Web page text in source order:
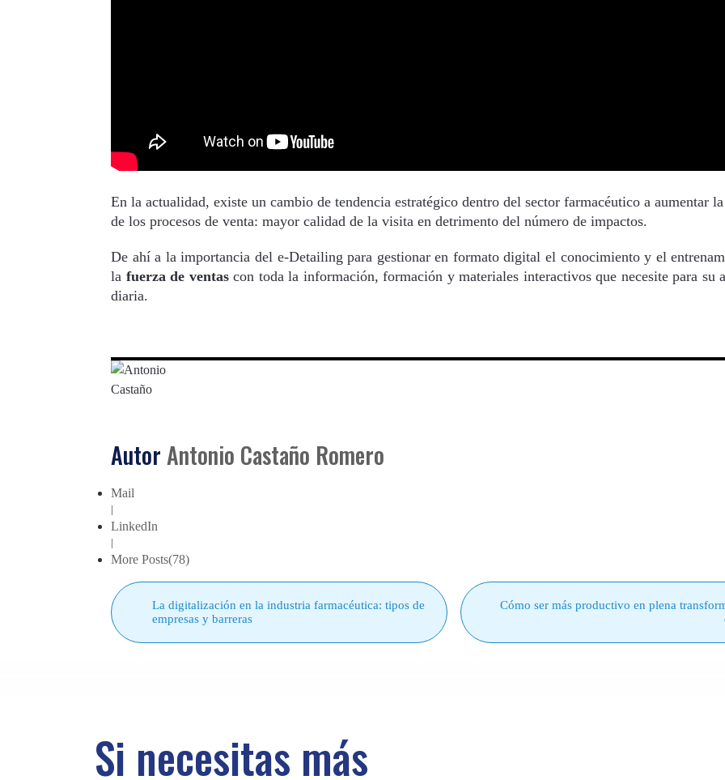
En la actualidad, existe un cambio de tendencia estratégico dentro del sector farmacéutico a aumentar
de los procesos de venta: mayor calidad de la visita en detrimento del número de impactos.
De ahí a la importancia del e-Detailing para gestionar en formato digital el conocimiento y el
la fuerza de ventascon toda la información, formación y materiales interactivos que necesite para su
diaria.
AutorAntonio Castaño Romero
Mail
LinkedIn
More Posts(78)
La digitalización en la industria farmacéutica: tipos de
empresas y barreras
Cómo ser más productivo en plena
Si necesitas más